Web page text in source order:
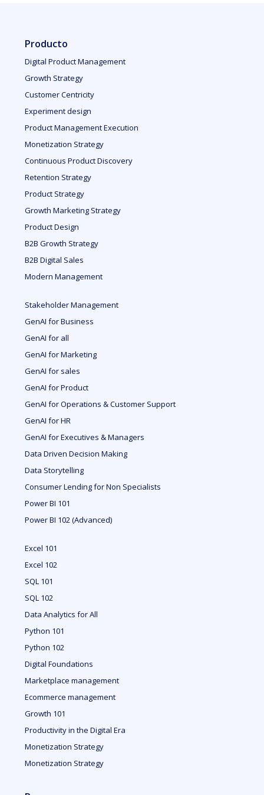
Producto
Digital Product Management
Growth Strategy
Customer Centricity
Experiment design
Product Management Execution
Monetization Strategy
Continuous Product Discovery
Retention Strategy
Product Strategy
Growth Marketing Strategy
Product Design
B2B Growth Strategy
B2B Digital Sales
Modern Management
Stakeholder Management
GenAI for Business
GenAI for all
GenAI for Marketing
GenAI for sales
GenAI for Product
GenAI for Operations & Customer Support
GenAI for HR
GenAI for Executives & Managers
Data Driven Decision Making
Data Storytelling
Consumer Lending for Non Specialists
Power BI 101
Power BI 102 (Advanced)
Excel 101
Excel 102
SQL 101
SQL 102
Data Analytics for All
Python 101
Python 102
Digital Foundations
Marketplace management
Ecommerce management
Growth 101
Productivity in the Digital Era
Monetization Strategy
Monetization Strategy